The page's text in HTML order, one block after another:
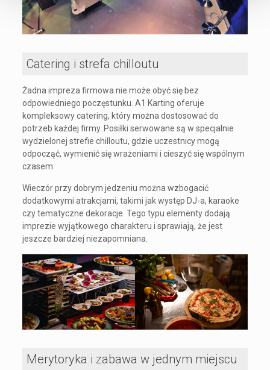
Catering i strefa chilloutu
Żadna impreza firmowa nie może obyć się bez
odpowiedniego poczęstunku. A1 Karting oferuje
kompleksowy catering, który można dostosować do
potrzeb każdej firmy. Posiłki serwowane są w specjalnie
wydzielonej strefie chilloutu, gdzie uczestnicy mogą
odpocząć, wymienić się wrażeniami i cieszyć się wspólnym
czasem.
Wieczór przy dobrym jedzeniu można wzbogacić
dodatkowymi atrakcjami, takimi jak występ DJ-a, karaoke
czy tematyczne dekoracje. Tego typu elementy dodają
imprezie wyjątkowego charakteru i sprawiają, że jest
jeszcze bardziej niezapomniana.
Merytoryka i zabawa w jednym miejscu